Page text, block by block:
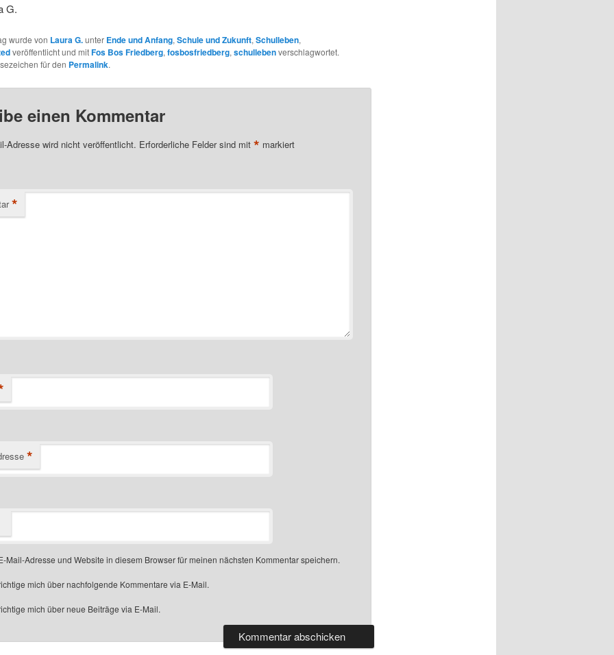
G.
wurde von Laura G.unter Ende und Anfang, Schule und Zukunft, Schulleben,
veröffentlicht und mitFos Bos Friedberg, fosbosfriedberg, schullebenverschlagwortet.
für den Permalink.
einen Kommentar
Adresse wird nicht veröffentlicht. Erforderliche Felder sind mit * markiert
*
*
Mail-Adresse und Website in diesem Browser für meinen nächsten Kommentar speichern.
mich über nachfolgende Kommentare via E-Mail.
mich über neue Beiträge via E-Mail.